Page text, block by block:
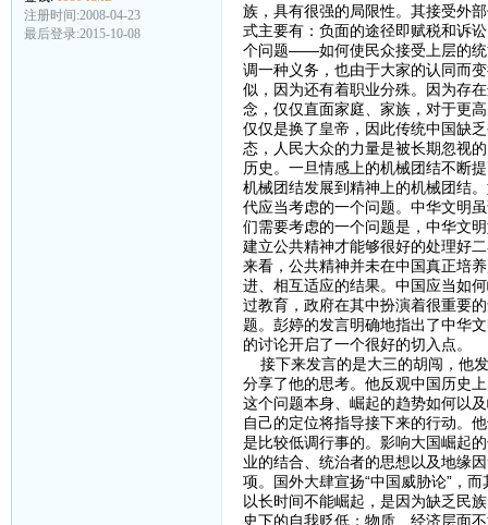
注册时间:2008-04-23
最后登录:2015-10-08
族，具有很强的局限性。其接受外
式主要有：负面的途径即赋税和诉
个问题——如何使民众接受上层的统
调一种义务，也由于大家的认同而
似，因为还有着职业分殊。因为存
念，仅仅直面家庭、家族，对于更
仅仅是换了皇帝，因此传统中国缺
态，人民大众的力量是被长期忽视
历史。一旦情感上的机械团结不断
机械团结发展到精神上的机械团结
代应当考虑的一个问题。中华文明
们需要考虑的一个问题是，中华文
建立公共精神才能够很好的处理好
来看，公共精神并未在中国真正培
进、相互适应的结果。中国应当如
过教育，政府在其中扮演着很重要
题。彭婷的发言明确地指出了中华
的讨论开启了一个很好的切入点。
接下来发言的是大三的胡闯，他
分享了他的思考。他反观中国历史
这个问题本身、崛起的趋势如何以
自己的定位将指导接下来的行动。
是比较低调行事的。影响大国崛起
业的结合、统治者的思想以及地缘
项。国外大肆宣扬“中国威胁论”，
以长时间不能崛起，是因为缺乏民
史下的自我贬低；物质、经济层面